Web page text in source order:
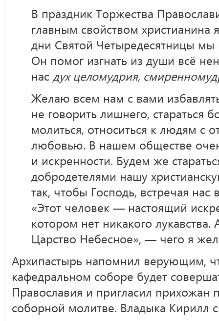
В праздник Торжества
главным свойством христианина
дни Святой Четыредесятницы
Он помог изгнать из души всё
нас дух целомудрия,
Желаю всем нам с вами
не говорить лишнего, стараться
молиться, относиться к людям с
любовью. В нашем обществе
и искренности. Будем же
добродетелями нашу
так, чтобы Господь, встречая нас
«Этот человек — настоящий
котором нет никакого
Царство Небесное», — чего я
Архипастырь напомнил верующим,
кафедральном соборе будет
Православия и пригласил прихожан
соборной молитве. Владыка Кирилл